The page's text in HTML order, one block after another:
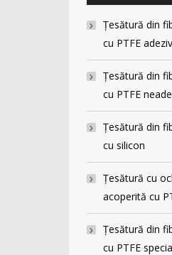
Ţesătură din
cu PTFE adeziv
Ţesătură din
cu PTFE
Ţesătură din
cu silicon
Ţesătură cu
acoperită cu
Ţesătură din
cu PTFE